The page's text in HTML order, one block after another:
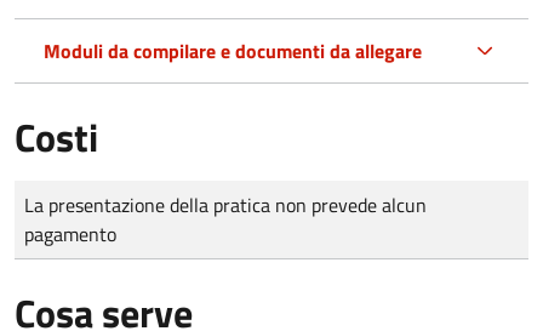
Moduli da compilare e documenti da allegare
Costi
Tipo di pagamento
Importo
La presentazione della pratica non prevede alcun
pagamento
Cosa serve